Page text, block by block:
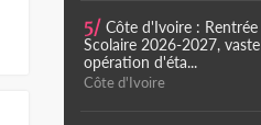
5/ Côte d'Ivoire : Rentrée
Scolaire 2026-2027, vaste
opération d'éta...
Côte d'Ivoire